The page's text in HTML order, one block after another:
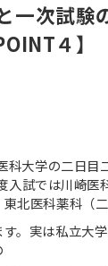
次試験
４】
科大学の二日目
入試では川崎医
北医科薬科（二
。実は私立大